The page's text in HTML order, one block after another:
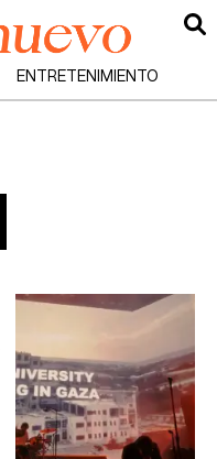
ENTRETENIMIENTO